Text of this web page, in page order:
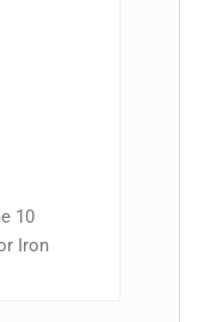
10
Iron